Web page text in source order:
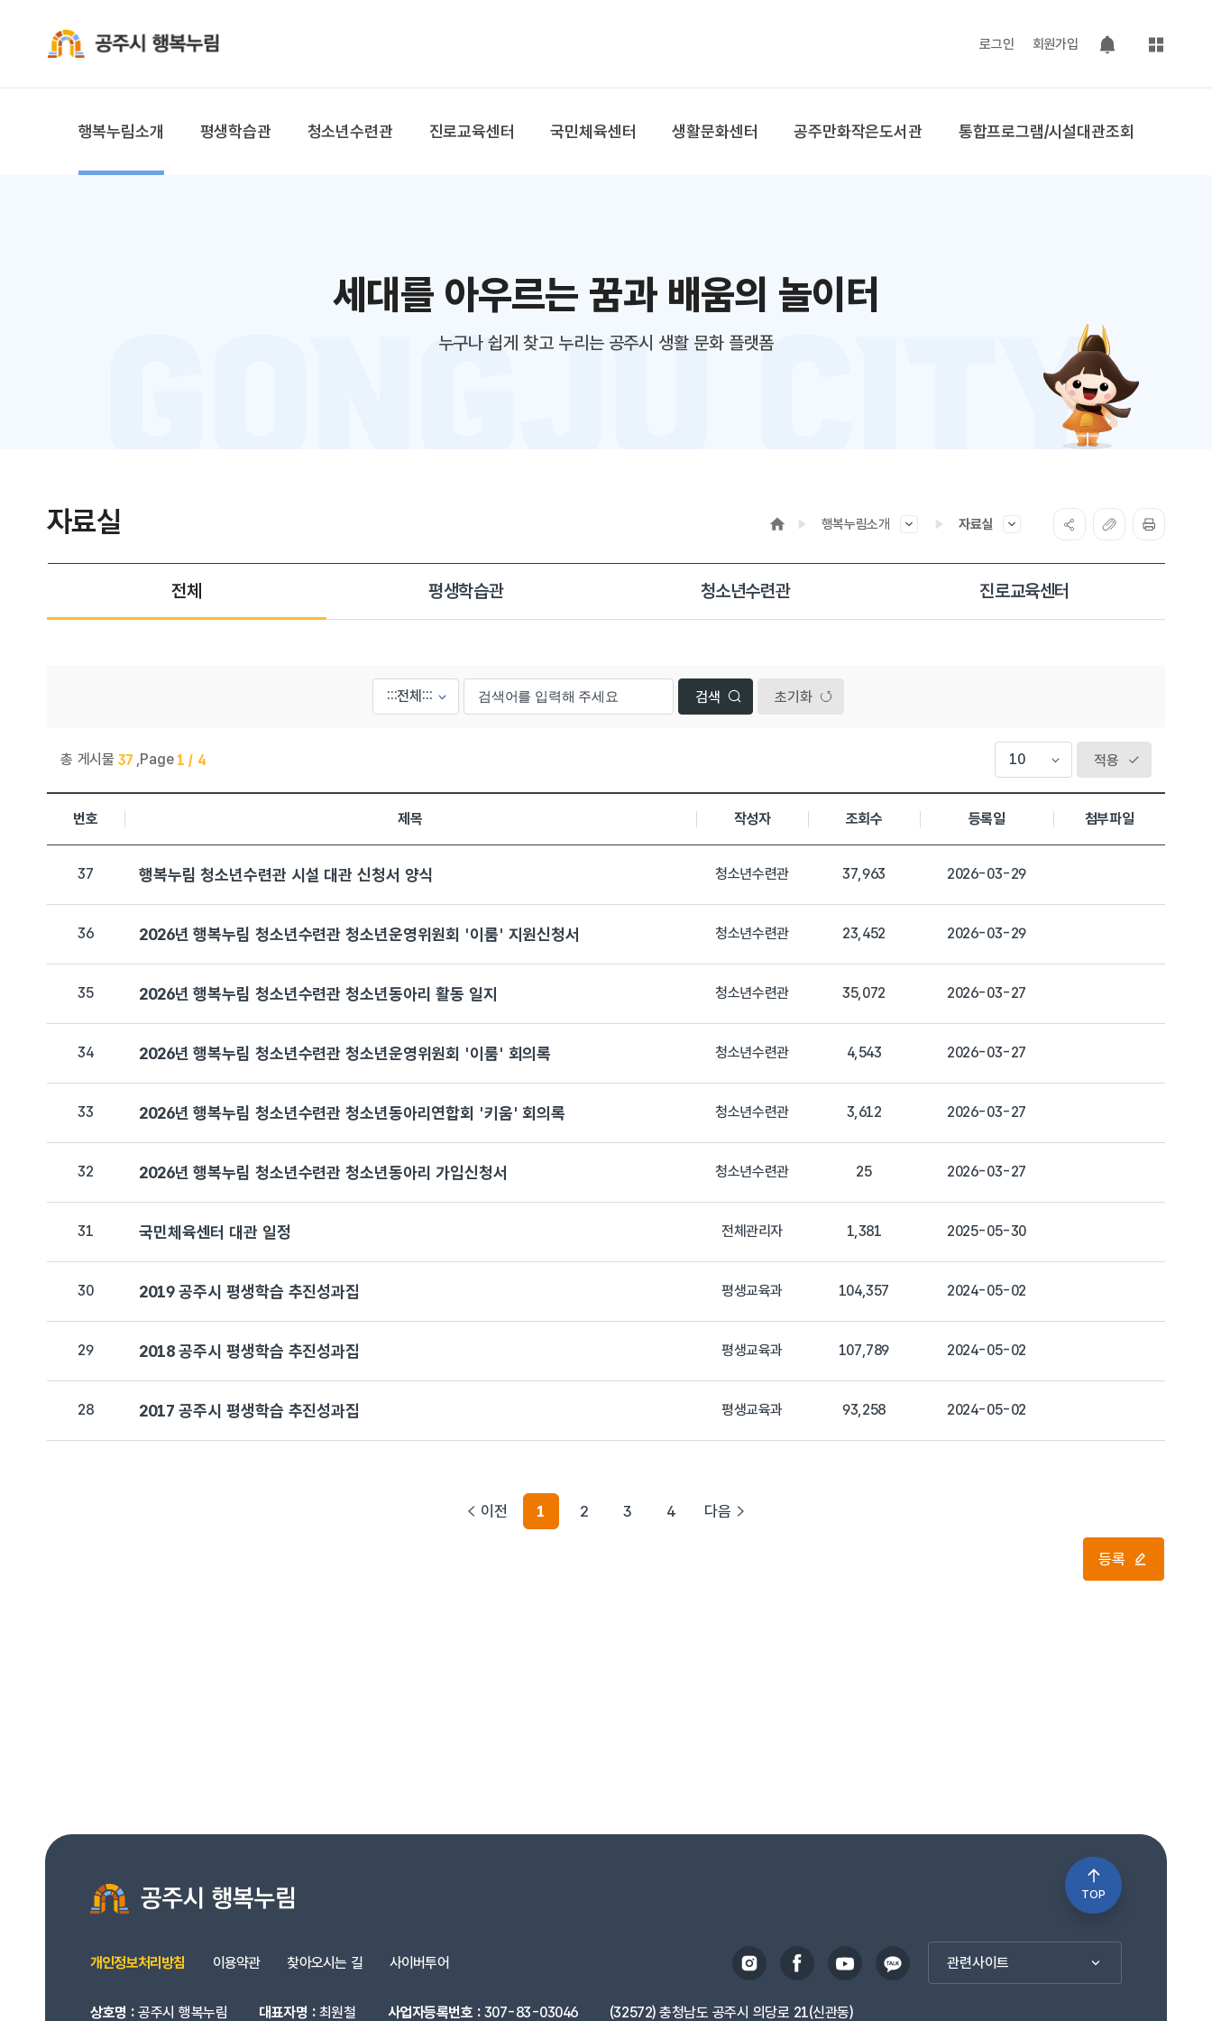
로그인 회원가입
팝업 열기
사이트맵
행복누림소개 평생학습관 청소년수련관 진로교육센터 국민체육센터 생활문화센터 공주만화작은도서관 통합프로그램/시설대관조회
세대를 아우르는 꿈과 배움의 놀이터
누구나 쉽게 찾고 누리는 공주시 생활 문화 플랫폼
자료실 행복누림소개 자료실
전체 평생학습관 청소년수련관 진로교육센터
초기화
총 게시물 37 ,Page 1 / 4
적용
행복누림 > 자료실 목록으로 번호, 제목, 작성자, 조회수,등록일, 첨부파일로 나열 되고 있습니다.
번호
제목 작성자 조회수 등록일 첨부파일
37 행복누림 청소년수련관 시설 대관 신청서 양식 청소년수련관 37,963 2026-03-29
36 2026년 행복누림 청소년수련관 청소년운영위원회 '이룸' 지원신청서 청소년수련관 23,452 2026-03-29
35 2026년 행복누림 청소년수련관 청소년동아리 활동 일지 청소년수련관 35,072 2026-03-27
34 2026년 행복누림 청소년수련관 청소년운영위원회 '이룸' 회의록 청소년수련관 4,543 2026-03-27
33 2026년 행복누림 청소년수련관 청소년동아리연합회 '키움' 회의록 청소년수련관 3,612 2026-03-27
32 2026년 행복누림 청소년수련관 청소년동아리 가입신청서 청소년수련관 25 2026-03-27
31 국민체육센터 대관 일정 전체관리자 1,381 2025-05-30
30 2019 공주시 평생학습 추진성과집 평생교육과 104,357 2024-05-02
29 2018 공주시 평생학습 추진성과집 평생교육과 107,789 2024-05-02
28 2017 공주시 평생학습 추진성과집 평생교육과 93,258 2024-05-02
이전 1 2 3 4 다음
등록
TOP
개인정보처리방침 이용약관 찾아오시는 길 사이버투어 관련사이트
상호명 :공주시 행복누림 대표자명 :최원철 사업자등록번호 :307-83-03046 (32572) 충청남도 공주시 의당로 21(신관동)